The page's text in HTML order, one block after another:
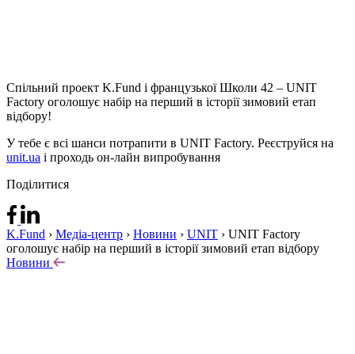
Спільний проект K.Fund і французької Школи 42 – UNIT
Factory оголошує набір на перший в історії зимовий етап
відбору!
У тебе є всі шанси потрапити в UNIT Factory. Реєструйся на
unit.ua і проходь он-лайн випробування
Поділитися
K.Fund › Медіа-центр › Новини › UNIT › UNIT Factory
оголошує набір на перший в історії зимовий етап відбору
Новини